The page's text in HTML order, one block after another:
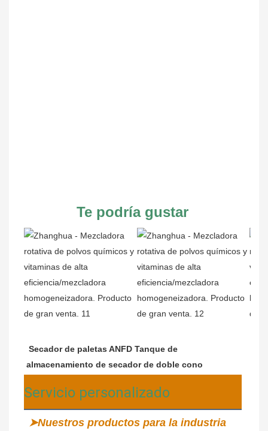
Te podría gustar
Secador de paletas ANFD Tanque de
almacenamiento de secador de doble cono
Servicio personalizado
➤Nuestros productos para la industria